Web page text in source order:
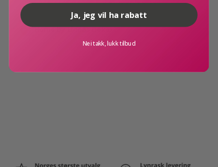
Farge: grå
Materiale: plast
Vekt:35 gram
Home by Lindas Dekor
Ja, jeg vil ha rabatt
Nei takk, lukk tilbud